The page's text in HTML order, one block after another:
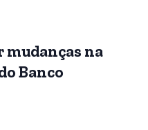
mudanças na
Banco